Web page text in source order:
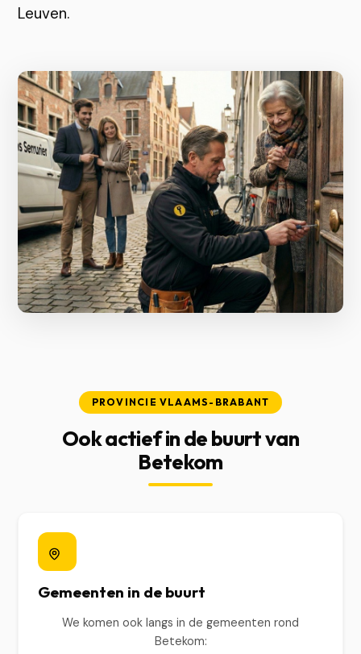
Leuven.
PROVINCIE VLAAMS-BRABANT
Ook actief in de buurt van
Betekom
Gemeenten in de buurt
We komen ook langs in de gemeenten rond
Betekom: